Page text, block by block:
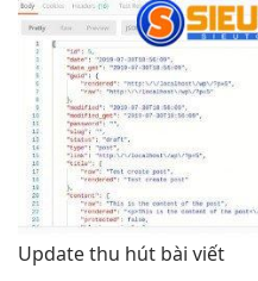
Updatethu hút bài viết